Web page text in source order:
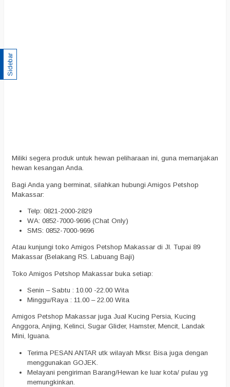
Miliki segera produk untuk hewan peliharaan ini, guna memanjakan
hewan kesangan Anda.
Bagi Anda yang berminat, silahkan hubungi Amigos Petshop
Makassar:
Telp: 0821-2000-2829
WA: 0852-7000-9696 (Chat Only)
SMS: 0852-7000-9696
Atau kunjungi toko Amigos Petshop Makassar di Jl. Tupai 89
Makassar (Belakang RS. Labuang Baji)
Toko Amigos Petshop Makassar buka setiap:
Senin – Sabtu : 10.00 -22.00 Wita
Minggu/Raya : 11.00 – 22.00 Wita
Amigos Petshop Makassar juga Jual Kucing Persia, Kucing
Anggora, Anjing, Kelinci, Sugar Glider, Hamster, Mencit, Landak
Mini, Iguana.
Terima PESAN ANTAR utk wilayah Mksr. Bisa juga dengan
menggunakan GOJEK.
Melayani pengiriman Barang/Hewan ke luar kota/ pulau yg
memungkinkan.
Sidebar